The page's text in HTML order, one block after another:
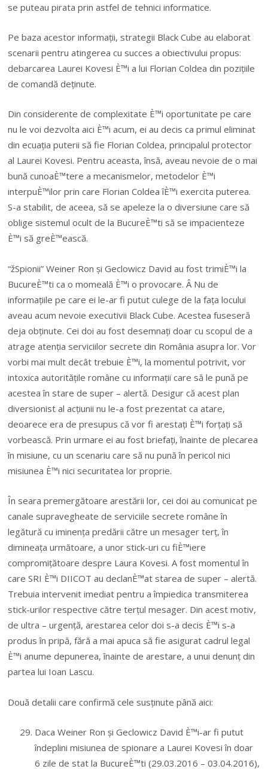
se puteau pirata prin astfel de tehnici informatice.
Pe baza acestor informații, strategii Black Cube au elaborat
scenarii pentru atingerea cu succes a obiectivului propus:
debarcarea Laurei Kovesi È™i a lui Florian Coldea din pozițiile
de comandă deținute.
Din considerente de complexitate È™i oportunitate pe care
nu le voi dezvolta aici È™i acum, ei au decis ca primul eliminat
din ecuația puterii să fie Florian Coldea, principalul protector
al Laurei Kovesi. Pentru aceasta, însă, aveau nevoie de o mai
bună cunoaÈ™tere a mecanismelor, metodelor È™i
interpuÈ™ilor prin care Florian Coldea îÈ™i exercita puterea.
S-a stabilit, de aceea, să se apeleze la o diversiune care să
oblige sistemul ocult de la BucureÈ™ti să se impacienteze
È™i să greÈ™ească.
“žSpionii” Weiner Ron și Geclowicz David au fost trimiÈ™i la
BucureÈ™ti ca o momeală È™i o provocare. Â Nu de
informațiile pe care ei le-ar fi putut culege de la fața locului
aveau acum nevoie executivii Black Cube. Acestea fuseseră
deja obținute. Cei doi au fost desemnați doar cu scopul de a
atrage atenția serviciilor secrete din România asupra lor. Vor
vorbi mai mult decât trebuie È™i, la momentul potrivit, vor
intoxica autoritățile române cu informații care să le pună pe
acestea în stare de super – alertă. Desigur că acest plan
diversionist al acțiunii nu le-a fost prezentat ca atare,
deoarece era de presupus că vor fi arestați È™i forțați să
vorbească. Prin urmare ei au fost briefați, înainte de plecarea
în misiune, cu un scenariu care să nu pună în pericol nici
misiunea È™i nici securitatea lor proprie.
În seara premergătoare arestării lor, cei doi au comunicat pe
canale supravegheate de serviciile secrete române în
legătură cu iminența predării către un mesager terț, în
dimineața următoare, a unor stick-uri cu fiÈ™iere
compromițătoare despre Laura Kovesi. A fost momentul în
care SRI È™i DIICOT au declanÈ™at starea de super – alertă.
Trebuia intervenit imediat pentru a împiedica transmiterea
stick-urilor respective către terțul mesager. Din acest motiv,
de ultra – urgență, arestarea celor doi s-a decis È™i s-a
produs în pripă, fără a mai apuca să fie asigurat cadrul legal
È™i anume depunerea, înainte de arestare, a unui denunț din
partea lui Ioan Lascu.
Două detalii care confirmă cele susținute până aici:
Daca Weiner Ron și Geclowicz David È™i-ar fi putut
îndeplini misiunea de spionare a Laurei Kovesi în doar
6 zile de stat la BucureÈ™ti (29.03.2016 – 03.04.2016),